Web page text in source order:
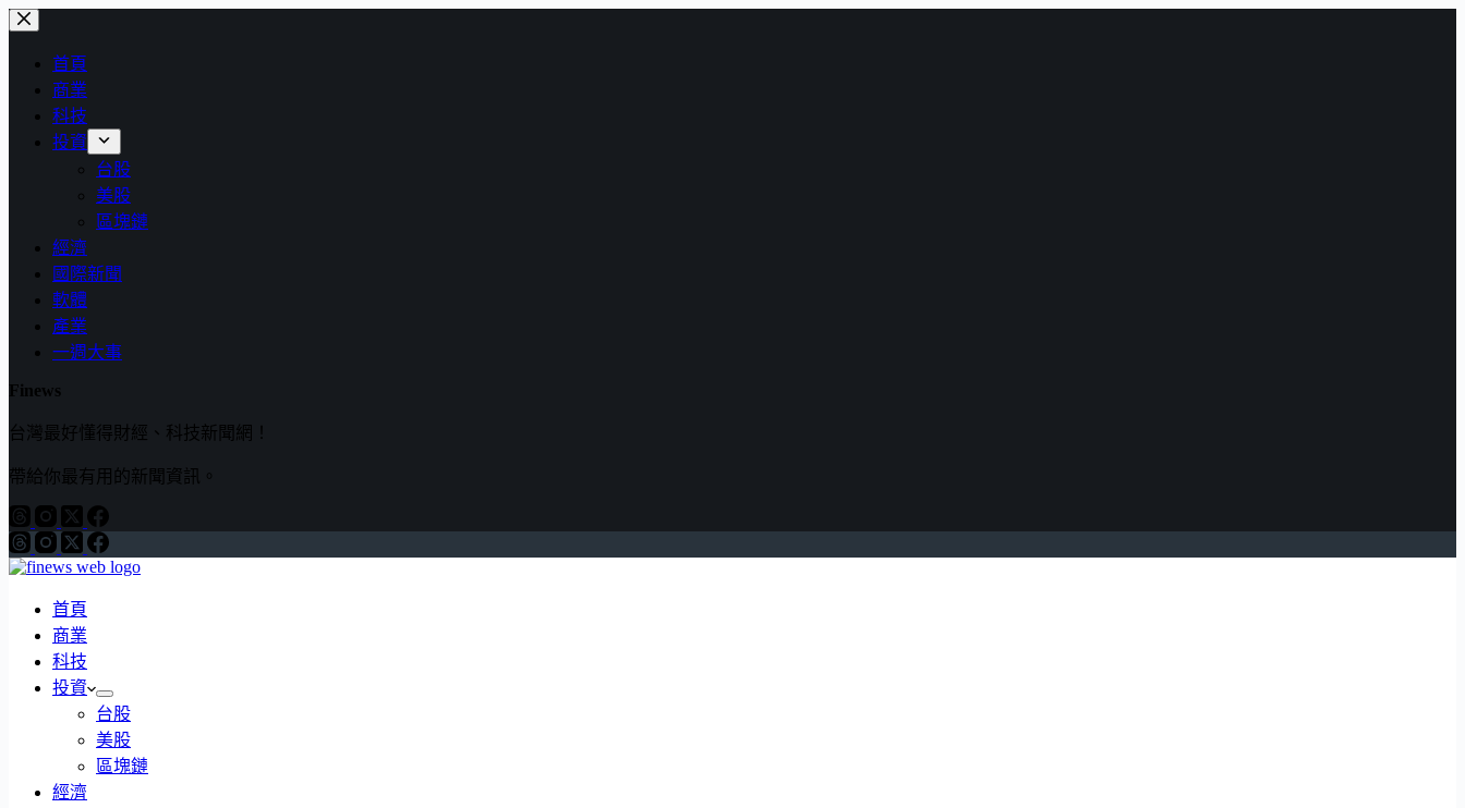
跳
首頁
商業
科技
投資
台股
美股
區塊鏈
經濟
國際新聞
軟體
產業
一週大事
Finews
台灣最好懂得財經、科技新聞網！
帶給你最有用的新聞資訊。
首頁
商業
科技
投資
台股
美股
區塊鏈
經濟